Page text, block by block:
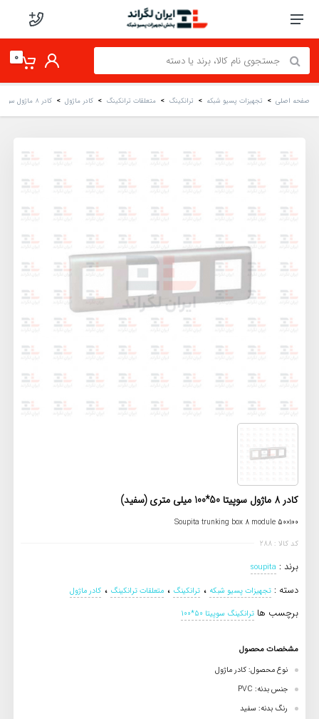
0
صفحه اصلی تجهیزات پسیو شبکه ترانکینگ متعلقات ترانکینگ کادر ماژول کادر 8 ماژول سوپیتا 50*100 میلی‌ متری (سفید)
کادر 8 ماژول سوپیتا 50*100 میلی‌ متری (سفید)
Soupita trunking box 8 module 50×100
کد کالا : 288
برند : soupita
دسته : تجهیزات پسیو شبکه ، ترانکینگ ، متعلقات ترانکینگ ، کادر ماژول
برچسب ها ترانکینگ سوپیتا 50*100
مشخصات محصول
نوع محصول: کادر ماژول
جنس بدنه: PVC
رنگ بدنه: سفید